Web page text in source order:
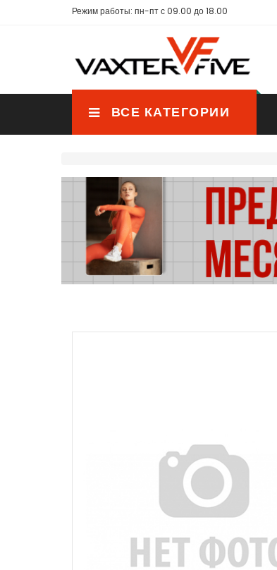
Режим работы: пн-пт с 09.00 до 18.00
ВСЕ КАТЕГОРИИ